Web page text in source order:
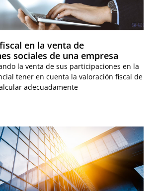
en la venta de
sociales de una empresa
la venta de sus participaciones en la
tener en cuenta la valoración fiscal de
adecuadamente